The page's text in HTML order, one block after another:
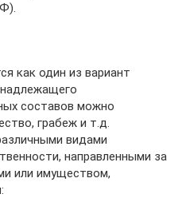
как один из вариант
составов можно
грабеж и т.д.
видами
направленными за
или имуществом,